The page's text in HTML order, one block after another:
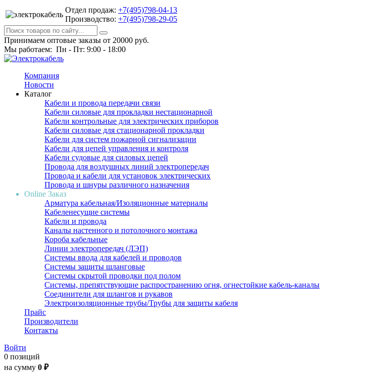
Отдел продаж: +7(495)798-04-13
Производство: +7(495)798-29-05
Принимаем оптовые заказы от 20000 руб.
Мы работаем: Пн - Пт: 9:00 - 18:00
Компания
Новости
Каталог
Кабели и провода передачи связи
Кабели силовые для прокладки нестационарной
Кабели контрольные для электрических приборов
Кабели силовые для стационарной прокладки
Кабели для систем пожарной сигнализации
Кабели для цепей управления и контроля
Кабели судовые для силовых цепей
Провода для воздушных линий электропередач
Провода и кабели для установок электрических
Провода и шнуры различного назначения
Online Заказ
Арматура кабельная/Изоляционные материалы
Кабеленесущие системы
Кабели и провода
Каналы настенного и потолочного монтажа
Короба кабельные
Линии электропередач (ЛЭП)
Системы ввода для кабелей и проводов
Системы защиты шланговые
Системы скрытой проводки под полом
Системы, препятствующие распространению огня, огнестойкие кабель-каналы
Соединители для шлангов и рукавов
Электроизоляционные трубы/Трубы для защиты кабеля
Прайс
Производители
Контакты
Войти
0 позиций
на сумму 0 ₽